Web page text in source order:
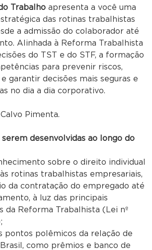
Trabalho apresenta a você uma
das rotinas trabalhistas
a admissão do colaborador até
Alinhada à Reforma Trabalhista
do TST e do STF, a formação
para prevenir riscos,
garantir decisões mais seguras e
no dia a dia corporativo.
Pimenta.
desenvolvidas ao longo do
sobre o direito individual
rotinas trabalhistas empresariais,
da contratação do empregado até
à luz das principais
da Reforma Trabalhista (Lei nº
pontos polêmicos da relação de
como prêmios e banco de